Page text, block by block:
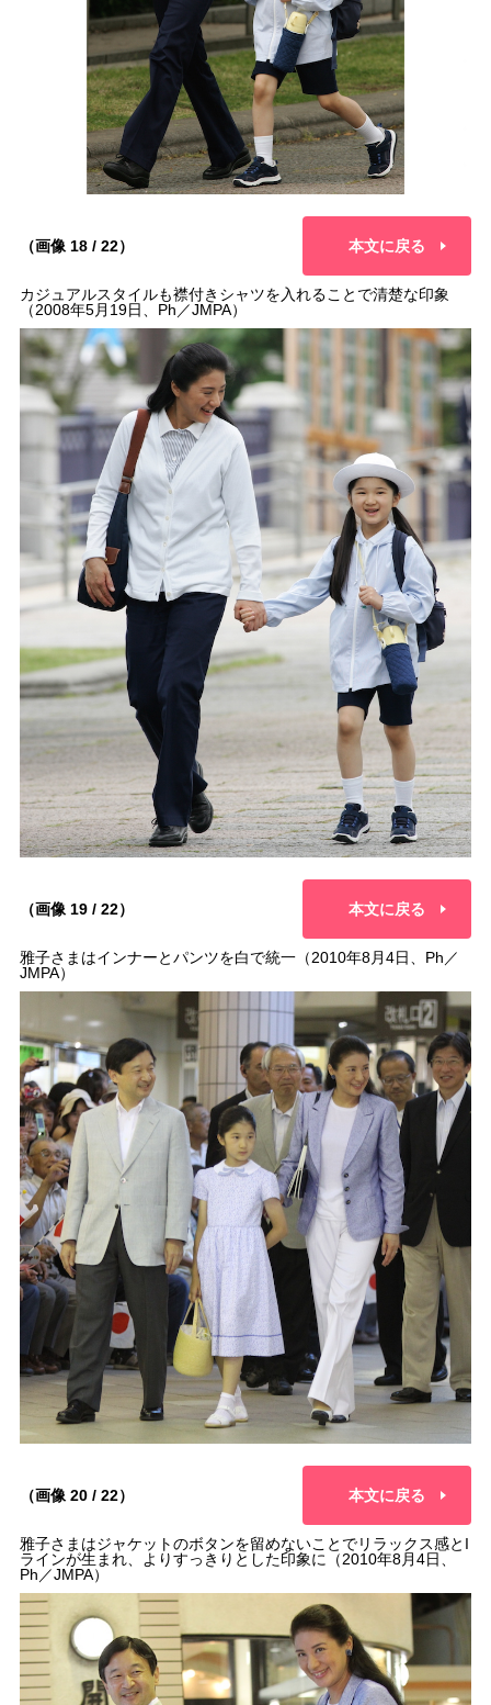
（画像 18 / 22） 本文に戻る
カジュアルスタイルも襟付きシャツを入れることで清楚な印象
（2008年5月19日、Ph／JMPA）
（画像 19 / 22） 本文に戻る
雅子さまはインナーとパンツを白で統一（2010年8月4日、Ph／
JMPA）
（画像 20 / 22） 本文に戻る
雅子さまはジャケットのボタンを留めないことでリラックス感とI
ラインが生まれ、よりすっきりとした印象に（2010年8月4日、
Ph／JMPA）